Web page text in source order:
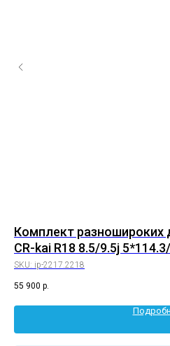
Комплект разношироких
CR-kai R18 8.5/9.5j
SKU: ip-2217.2218
55 900 р.